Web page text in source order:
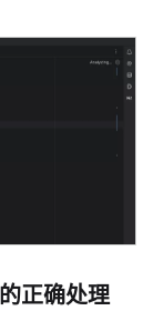
的正确处理